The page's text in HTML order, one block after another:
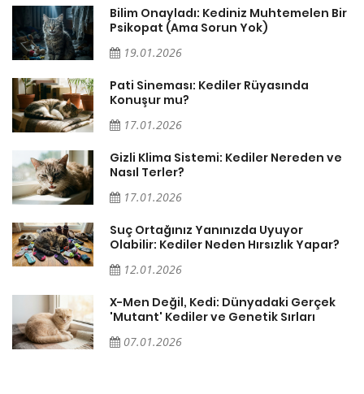
Bilim Onayladı: Kediniz Muhtemelen Bir
Psikopat (Ama Sorun Yok)
19.01.2026
Pati Sineması: Kediler Rüyasında
Konuşur mu?
17.01.2026
Gizli Klima Sistemi: Kediler Nereden ve
Nasıl Terler?
17.01.2026
Suç Ortağınız Yanınızda Uyuyor
Olabilir: Kediler Neden Hırsızlık Yapar?
12.01.2026
X-Men Değil, Kedi: Dünyadaki Gerçek
'Mutant' Kediler ve Genetik Sırları
07.01.2026